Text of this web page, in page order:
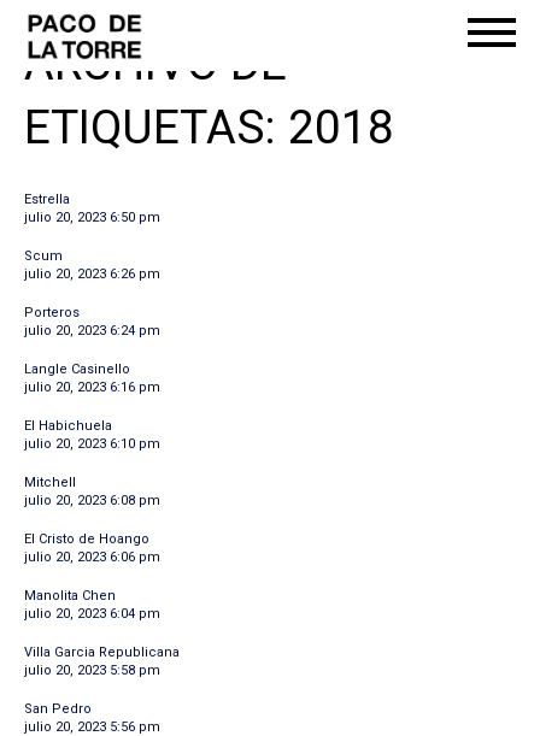
ARCHIVO DE
ETIQUETAS: 2018
Estrella
julio 20, 2023 6:50 pm
Scum
julio 20, 2023 6:26 pm
Porteros
julio 20, 2023 6:24 pm
Langle Casinello
julio 20, 2023 6:16 pm
El Habichuela
julio 20, 2023 6:10 pm
Mitchell
julio 20, 2023 6:08 pm
El Cristo de Hoango
julio 20, 2023 6:06 pm
Manolita Chen
julio 20, 2023 6:04 pm
Villa Garcia Republicana
julio 20, 2023 5:58 pm
San Pedro
julio 20, 2023 5:56 pm